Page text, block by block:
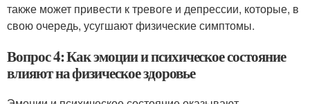
также может привести к тревоге и депрессии, которые, в
свою очередь, усугшают физические симптомы.
Вопрос 4: Как эмоции и психическое состояние
влияют на физическое здоровье